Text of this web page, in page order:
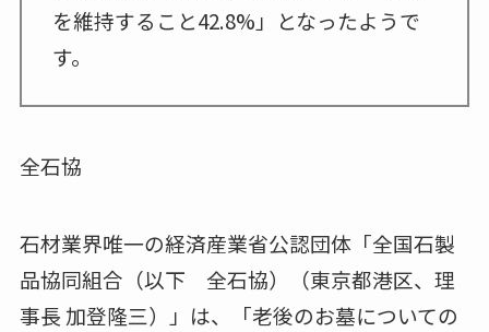
を維持すること42.8%」となったようで
す。
全石協
石材業界唯一の経済産業省公認団体「全国石製
品協同組合（以下 全石協）（東京都港区、理
事長 加登隆三）」は、「老後のお墓についての